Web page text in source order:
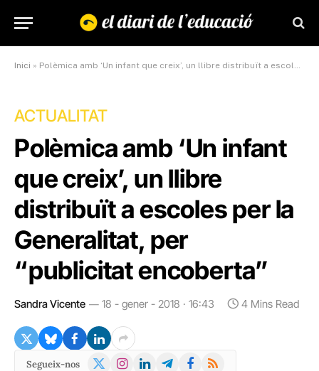
Inici » Polèmica amb ‘Un infant que creix’, un llibre distribuït a escoles per la Generalitat, per “publicitat encoberta”
ACTUALITAT
Polèmica amb ‘Un infant
que creix’, un llibre
distribuït a escoles per la
Generalitat, per
“publicitat encoberta”
Sandra Vicente 18 - gener - 2018 · 16:43 4 Mins Read
Segueix-nos
X
Instagram
LinkedInTelegramFacebook
RSS